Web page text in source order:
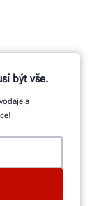
být vše.
a